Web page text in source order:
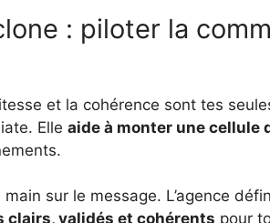
: piloter la
et la cohérence sont tes
Elle aide à monter une cellule
sur le message. L’agence
clairs, validés et cohérents pour